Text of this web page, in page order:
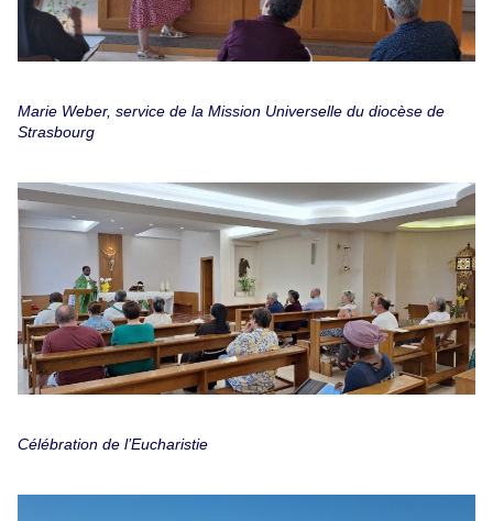
Marie Weber, service de la Mission Universelle du diocèse de
Strasbourg
Célébration de l’Eucharistie